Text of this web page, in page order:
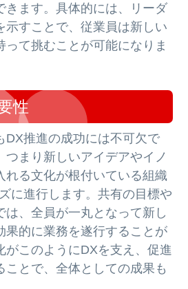
きます。具体的には、リーダ
示すことで、従業員は新しい
って挑むことが可能になりま
性
DX推進の成功には不可欠で
つまり新しいアイデアやイノ
れる文化が根付いている組織
に進行します。共有の目標や
は、全員が一丸となって新し
果的に業務を遂行することが
がこのようにDXを支え、促進
ことで、全体としての成果も